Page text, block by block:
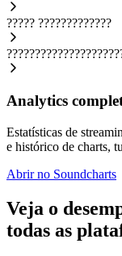
????? ?????????????
Analytics
Estatísticas de
e histórico de charts,
Abrir no Soundcharts
Veja o
todas as